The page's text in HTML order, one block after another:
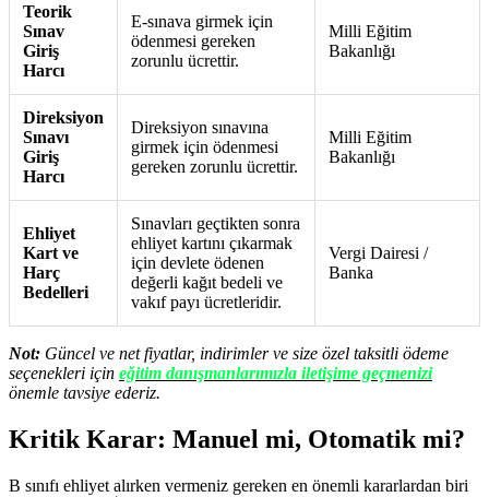
Teorik
Sınav
Giriş
Harcı
E-sınava girmek için
ödenmesi gereken
zorunlu ücrettir.
Milli Eğitim
Bakanlığı
Direksiyon
Sınavı
Giriş
Harcı
Direksiyon sınavına
girmek için ödenmesi
gereken zorunlu ücrettir.
Milli Eğitim
Bakanlığı
Ehliyet
Kart ve
Harç
Bedelleri
Sınavları geçtikten sonra
ehliyet kartını çıkarmak
için devlete ödenen
değerli kağıt bedeli ve
vakıf payı ücretleridir.
Vergi Dairesi /
Banka
Not: Güncel ve net fiyatlar, indirimler ve size özel taksitli ödeme
seçenekleri için eğitim danışmanlarımızla iletişime geçmenizi
önemle tavsiye ederiz.
Kritik Karar: Manuel mi, Otomatik mi?
B sınıfı ehliyet alırken vermeniz gereken en önemli kararlardan biri